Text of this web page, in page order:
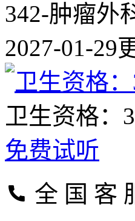
342-肿瘤外
2027-01-29
卫生资格：
免费试听
全 国 客